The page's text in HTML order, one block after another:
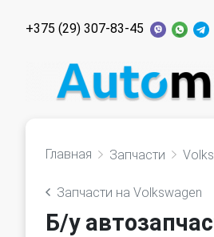
+375 (29) 307-83-45
Главная Запчасти
Запчасти на Volkswagen
Б/у